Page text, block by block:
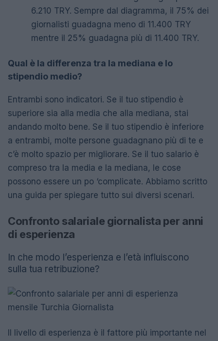
6.210 TRY. Sempre dal diagramma, il 75% dei
giornalisti guadagna meno di 11.400 TRY
mentre il 25% guadagna più di 11.400 TRY.
Qual è la differenza tra la mediana e lo
stipendio medio?
Entrambi sono indicatori. Se il tuo stipendio è
superiore sia alla media che alla mediana, stai
andando molto bene. Se il tuo stipendio è inferiore
a entrambi, molte persone guadagnano più di te e
c’è molto spazio per migliorare. Se il tuo salario è
compreso tra la media e la mediana, le cose
possono essere un po ‘complicate. Abbiamo scritto
una guida per spiegare tutto sui diversi scenari.
Confronto salariale giornalista per anni
di esperienza
In che modo l’esperienza e l’età influiscono
sulla tua retribuzione?
Il livello di esperienza è il fattore più importante nel